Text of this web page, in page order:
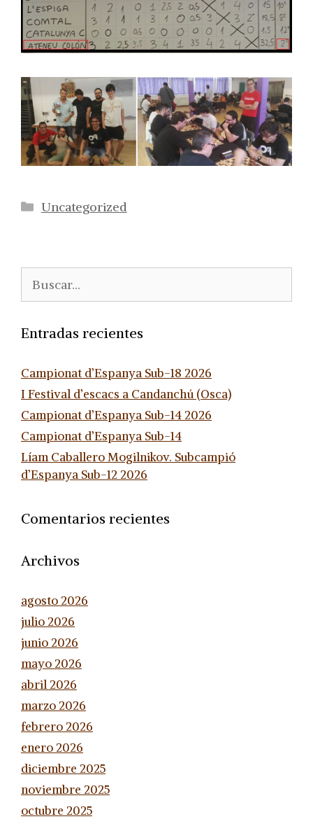
Categorías
Uncategorized
Entradas recientes
Campionat d’Espanya Sub-18 2026
I Festival d’escacs a Candanchú (Osca)
Campionat d’Espanya Sub-14 2026
Campionat d’Espanya Sub-14
Líam Caballero Mogilnikov. Subcampió
d’Espanya Sub-12 2026
Comentarios recientes
Archivos
agosto 2026
julio 2026
junio 2026
mayo 2026
abril 2026
marzo 2026
febrero 2026
enero 2026
diciembre 2025
noviembre 2025
octubre 2025